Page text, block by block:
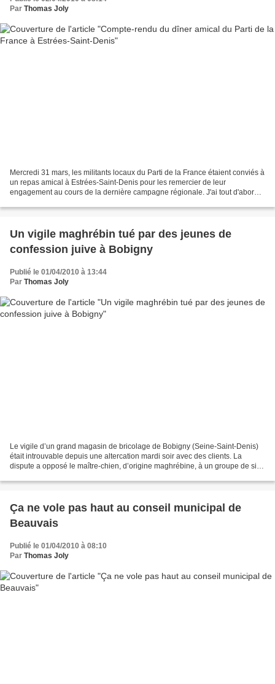
Par Thomas Joly
Mercredi 31 mars, les militants locaux du Parti de la France étaient conviés à
un repas amical à Estrées-Saint-Denis pour les remercier de leur
engagement au cours de la dernière campagne régionale. J'ai tout d'abord
Un vigile maghrébin tué par des jeunes de
confession juive à Bobigny
Publié le 01/04/2010 à 13:44
Par Thomas Joly
Le vigile d’un grand magasin de bricolage de Bobigny (Seine-Saint-Denis)
était introuvable depuis une altercation mardi soir avec des clients. La
dispute a opposé le maître-chien, d’origine maghrébine, à un groupe de six
Ça ne vole pas haut au conseil municipal de
Beauvais
Publié le 01/04/2010 à 08:10
Par Thomas Joly